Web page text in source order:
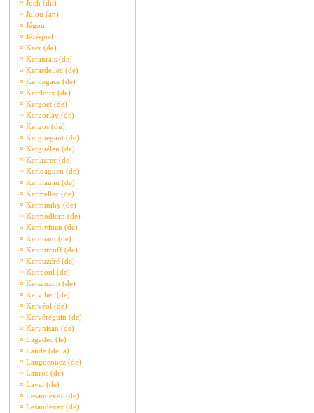
¤ Juch (du)
¤ Julou (an)
¤ Jégou
¤ Jézéquel
¤ Kaer (de)
¤ Keranrais (de)
¤ Kerardellec (de)
¤ Kerdegace (de)
¤ Kerfloux (de)
¤ Kergoet (de)
¤ Kergorlay (de)
¤ Kergos (du)
¤ Kerguégant (de)
¤ Kerguélen (de)
¤ Kerlazrec (de)
¤ Kerloaguen (de)
¤ Kermauan (de)
¤ Kermellec (de)
¤ Kerminihy (de)
¤ Kermodiern (de)
¤ Kernivinen (de)
¤ Kerouant (de)
¤ Kerourcuff (de)
¤ Kerouzéré (de)
¤ Kerraoul (de)
¤ Kersauzon (de)
¤ Kerviher (de)
¤ Kervéol (de)
¤ Kervéréguin (de)
¤ Kerynisan (de)
¤ Lagadec (le)
¤ Lande (de la)
¤ Langueouez (de)
¤ Lanros (de)
¤ Laval (de)
¤ Lesaudevez (de)
¤ Lesaudevez (de)